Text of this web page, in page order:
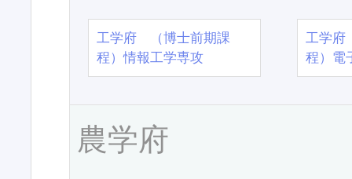
工学府 （博士前期課
程）情報工学専攻
工学
程）電
農学府